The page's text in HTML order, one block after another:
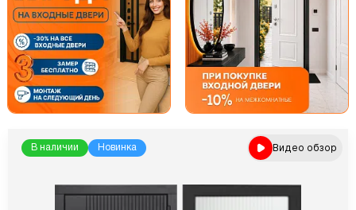
В наличии Новинка Видео обзор